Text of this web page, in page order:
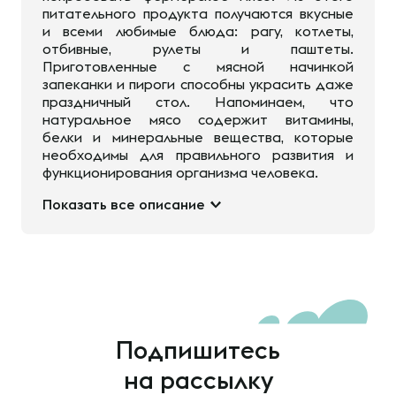
питательного продукта получаются вкусные
и всеми любимые блюда: рагу, котлеты,
отбивные, рулеты и паштеты.
Приготовленные с мясной начинкой
запеканки и пироги способны украсить даже
праздничный стол. Напоминаем, что
натуральное мясо содержит витамины,
белки и минеральные вещества, которые
необходимы для правильного развития и
функционирования организма человека.
Показать все описание
Подпишитесь
на рассылку